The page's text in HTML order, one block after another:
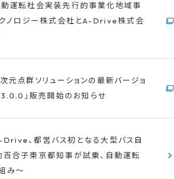
動運転社会実装先行的事業化地域事
ノロジー株式会社とA-Drive株式会
元点群ソリューションの最新バージョ
」販売開始のお知らせ
Drive、都営バス初となる大型バス自
合子東京都知事が試乗、自動運転
み～